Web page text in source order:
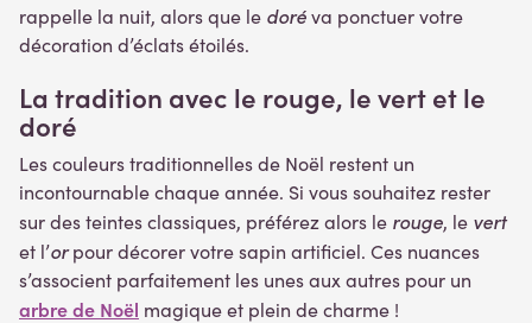
rappelle la nuit, alors que le doréva ponctuer votre
décoration d’éclats étoilés.
La tradition avec le rouge, le vert et le
doré
Les couleurs traditionnelles de Noël restent un
incontournable chaque année. Si vous souhaitez rester
sur des teintes classiques, préférez alors le rouge, le vert
et l’orpour décorer votre sapin artificiel. Ces nuances
s’associent parfaitement les unes aux autres pour un
arbre de Noël magique et plein de charme !